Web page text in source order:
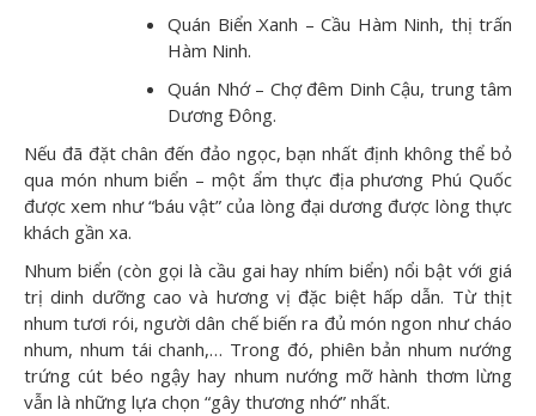
Quán Biển Xanh – Cầu Hàm Ninh, thị trấn
Hàm Ninh.
Quán Nhớ – Chợ đêm Dinh Cậu, trung tâm
Dương Đông.
Nếu đã đặt chân đến đảo ngọc, bạn nhất định không thể bỏ
qua món nhum biển – một ẩm thực địa phương Phú Quốc
được xem như “báu vật” của lòng đại dương được lòng thực
khách gần xa.
Nhum biển (còn gọi là cầu gai hay nhím biển) nổi bật với giá
trị dinh dưỡng cao và hương vị đặc biệt hấp dẫn. Từ thịt
nhum tươi rói, người dân chế biến ra đủ món ngon như cháo
nhum, nhum tái chanh,… Trong đó, phiên bản nhum nướng
trứng cút béo ngậy hay nhum nướng mỡ hành thơm lừng
vẫn là những lựa chọn “gây thương nhớ” nhất.